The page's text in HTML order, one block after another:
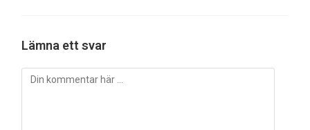
Lämna ett svar